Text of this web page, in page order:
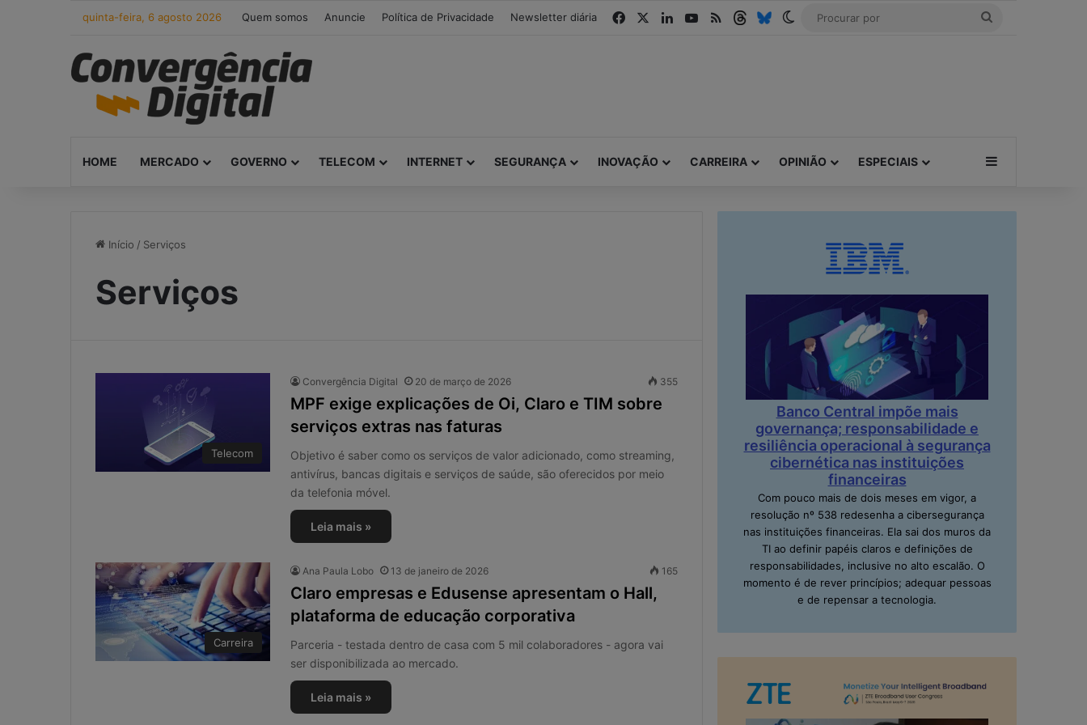
quinta-feira, 6 agosto 2026 Quem somos Anuncie Política de Privacidade Newsletter diária FacebookLinkedinYouTube
RSS ThreadsBlueskySwitch skin
HOME MERCADO GOVERNO TELECOM INTERNET SEGURANÇA INOVAÇÃO CARREIRA OPINIÃO ESPECIAIS
Início / Serviços
Serviços
Telecom
Convergência Digital 20 de março de 2026 355
MPF exige explicações de Oi, Claro e TIM sobre
serviços extras nas faturas
Objetivo é saber como os serviços de valor adicionado, como streaming,
antivírus, bancas digitais e serviços de saúde, são oferecidos por meio
da telefonia móvel.
Leia mais »
Carreira
Ana Paula Lobo 13 de janeiro de 2026 165
Claro empresas e Edusense apresentam o Hall,
plataforma de educação corporativa
Parceria - testada dentro de casa com 5 mil colaboradores - agora vai
ser disponibilizada ao mercado.
Leia mais »
Banco Central impõe mais
governança; responsabilidade e
resiliência operacional à segurança
cibernética nas instituições
financeiras
Com pouco mais de dois meses em vigor, a
resolução nº 538 redesenha a cibersegurança
nas instituições financeiras. Ela sai dos muros da
TI ao definir papéis claros e definições de
responsabilidades, inclusive no alto escalão. O
momento é de rever princípios; adequar pessoas
e de repensar a tecnologia.